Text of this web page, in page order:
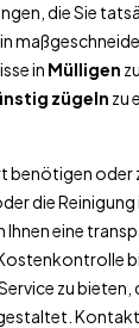
die Sie
in Mülligen
zügeln zu
benötigen oder
die Reinigung
eine
zu bieten,